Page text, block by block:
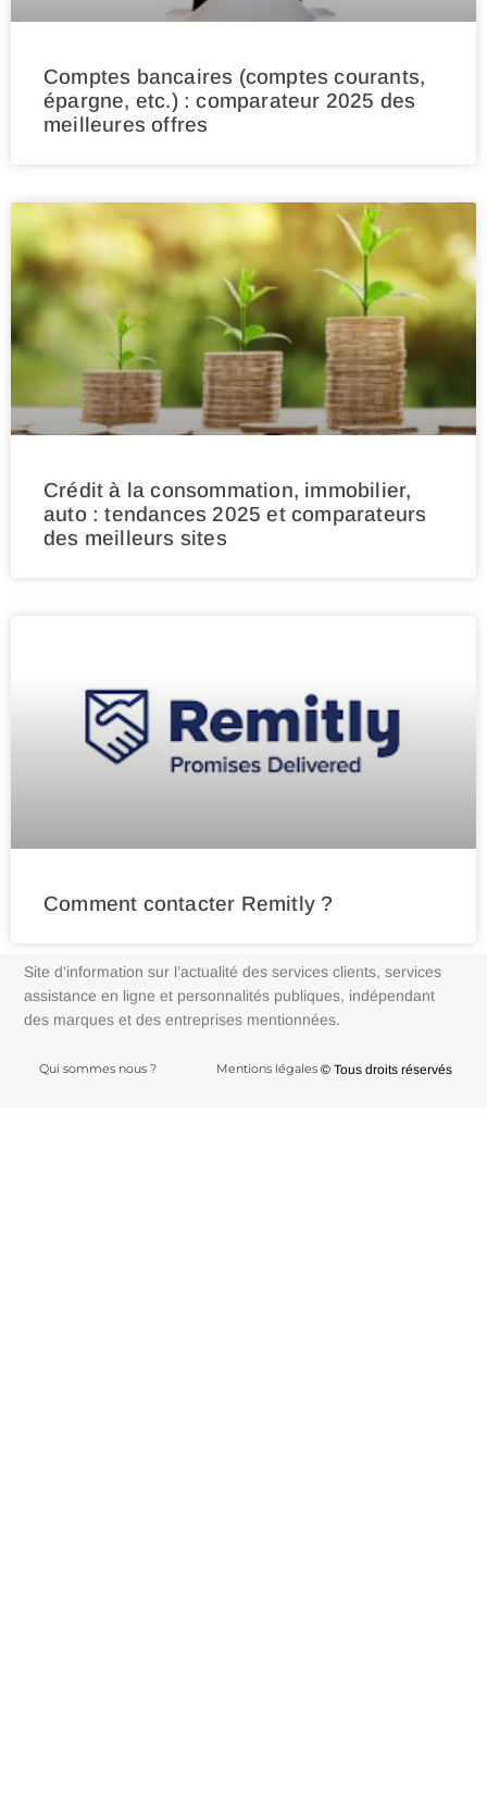
Comptes bancaires (comptes courants,
épargne, etc.) : comparateur 2025 des
meilleures offres
Crédit à la consommation, immobilier,
auto : tendances 2025 et comparateurs
des meilleurs sites
Comment contacter Remitly ?
Site d’information sur l’actualité des services clients, services
assistance en ligne et personnalités publiques, indépendant
des marques et des entreprises mentionnées.
Qui sommes nous ? Mentions légales © Tous droits réservés